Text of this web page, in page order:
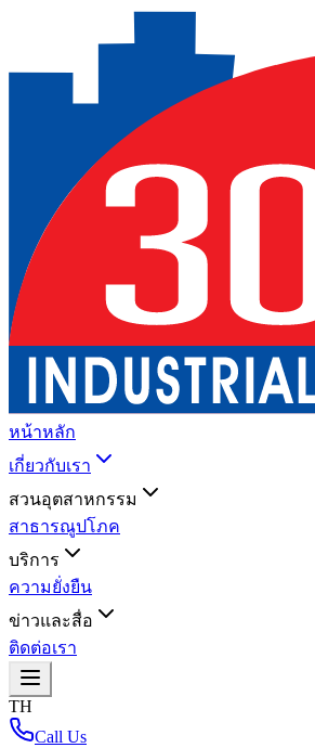
หน้าหลัก
เกี่ยวกับเรา
สวนอุตสาหกรรม
สาธารณูปโภค
บริการ
ความยั่งยืน
ข่าวและสื่อ
ติดต่อเรา
TH
Call Us